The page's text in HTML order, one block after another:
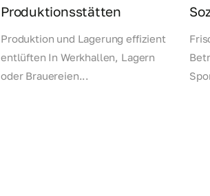
Produktionsstätten
Produktion und Lagerung effizient
entlüften In Werkhallen, Lagern
oder Brauereien...